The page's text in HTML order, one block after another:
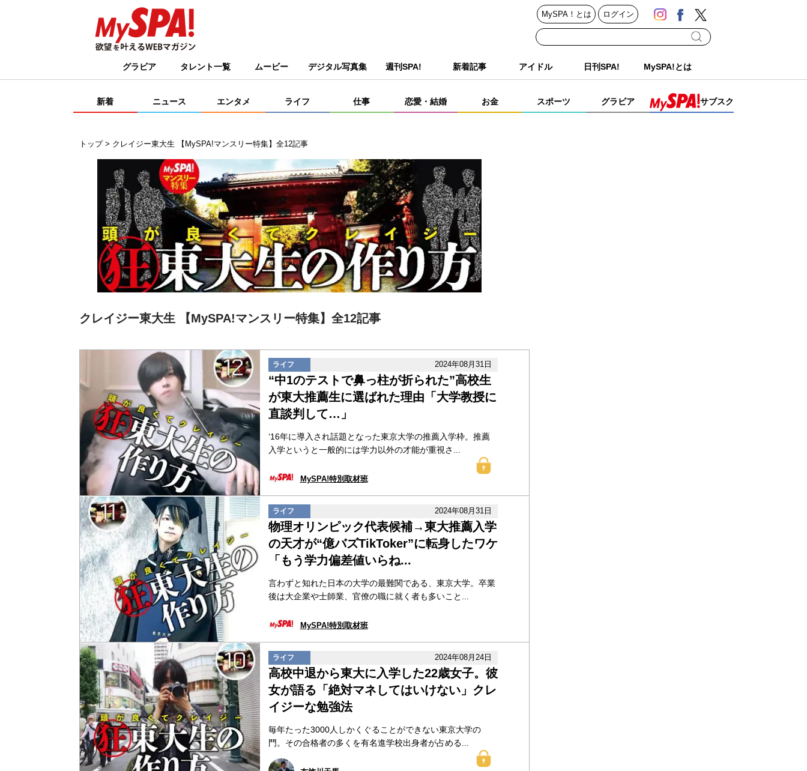
MySPA！とは ログイン
グラビア タレント一覧 ムービー デジタル写真集 週刊SPA! 新着記事 アイドル 日刊SPA! MySPA!とは
新着 ニュース エンタメ ライフ 仕事 恋愛・結婚 お金 スポーツ グラビア サブスク
トップ クレイジー東大生 【MySPA!マンスリー特集】全12記事
クレイジー東大生 【MySPA!マンスリー特集】全12記事
ライフ 2024年08月31日
“中1のテストで鼻っ柱が折られた”高校生
が東大推薦生に選ばれた理由「大学教授に
直談判して…」
‘16年に導入され話題となった東京大学の推薦入学枠。推薦
入学というと一般的には学力以外の才能が重視さ...
MySPA!特別取材班
ライフ 2024年08月31日
物理オリンピック代表候補→東大推薦入学
の天才が“億バズTikToker”に転身したワケ
「もう学力偏差値いらね...
言わずと知れた日本の大学の最難関である、東京大学。卒業
後は大企業や士師業、官僚の職に就く者も多いこと...
MySPA!特別取材班
ライフ 2024年08月24日
高校中退から東大に入学した22歳女子。彼
女が語る「絶対マネしてはいけない」クレ
イジーな勉強法
毎年たった3000人しかくぐることができない東京大学の
門。その合格者の多くを有名進学校出身者が占める...